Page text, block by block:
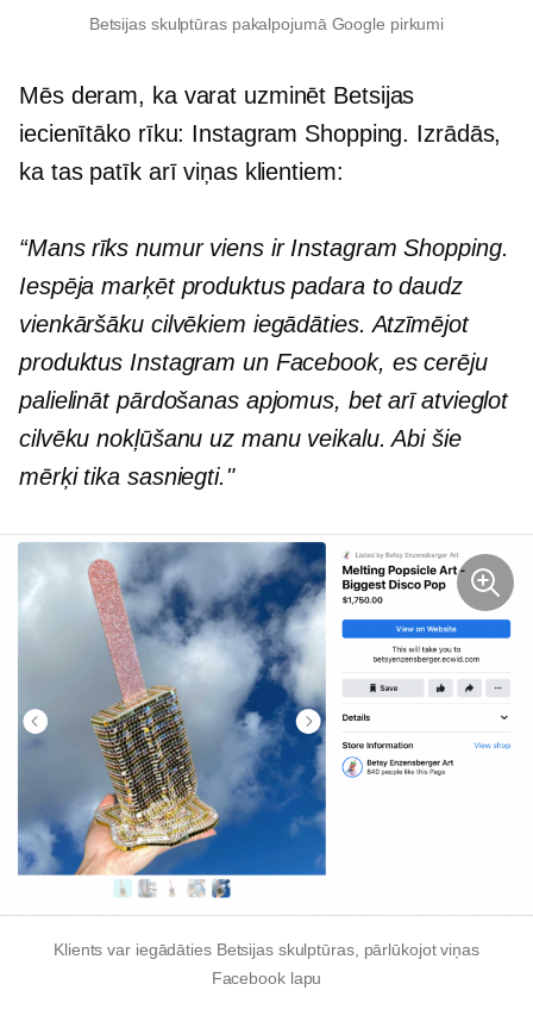
Betsijas skulptūras pakalpojumā Google pirkumi
Mēs deram, ka varat uzminēt Betsijas
iecienītāko rīku: Instagram Shopping. Izrādās,
ka tas patīk arī viņas klientiem:
“Mans rīks numur viens ir Instagram Shopping.
Iespēja marķēt produktus padara to daudz
vienkāršāku cilvēkiem iegādāties. Atzīmējot
produktus Instagram un Facebook, es cerēju
palielināt pārdošanas apjomus, bet arī atvieglot
cilvēku nokļūšanu uz manu veikalu. Abi šie
mērķi tika sasniegti."
Klients var iegādāties Betsijas skulptūras, pārlūkojot viņas
Facebook lapu